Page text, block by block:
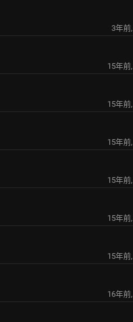
3年前,
15年前,
15年前,
15年前,
15年前,
15年前,
15年前,
16年前,